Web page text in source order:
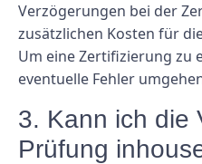
Verzögerungen bei der
zusätzlichen Kosten für
Um eine Zertifizierung zu
eventuelle Fehler
3. Kann ich die
Prüfung